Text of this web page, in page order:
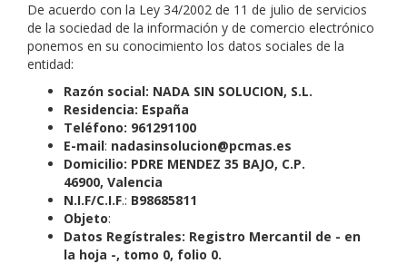
De acuerdo con la Ley 34/2002 de 11 de julio de servicios
de la sociedad de la información y de comercio electrónico
ponemos en su conocimiento los datos sociales de la
entidad:
Razón social: NADA SIN SOLUCION, S.L.
Residencia: España
Teléfono: 961291100
E-mail: nadasinsolucion@pcmas.es
Domicilio: PDRE MENDEZ 35 BAJO, C.P.
46900, Valencia
N.I.F/C.I.F.: B98685811
Objeto:
Datos Regístrales: Registro Mercantil de - en
la hoja -, tomo 0, folio 0.